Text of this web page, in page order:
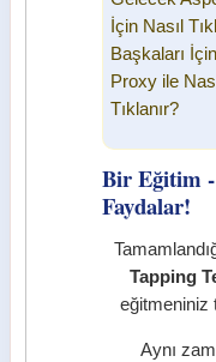
İçin Nasıl
Başkaları İçin
Proxy ile
Tıklanır?
Bir Eğitim
Faydalar!
Tapping
eğitmeniniz
Aynı